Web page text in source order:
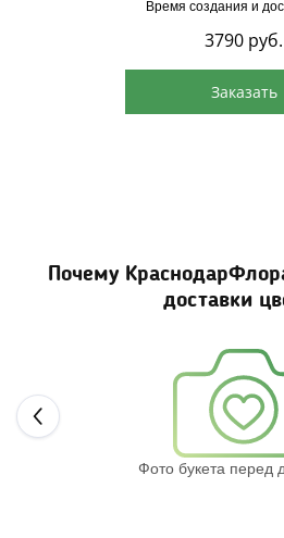
Время создания и
3790 руб.
Заказать
Почему
доставки
Фото букета перед